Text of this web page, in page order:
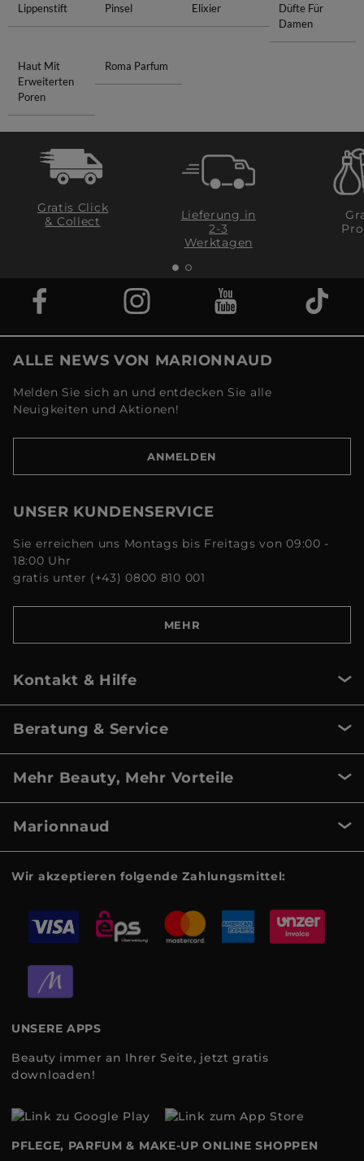
Lippenstift
Pinsel
Elixier
Düfte Für
Damen
Haut Mit
Erweiterten
Poren
Roma Parfum
Gratis Click
& Collect
Lieferung in
2-3
Werktagen
ALLE NEWS VON MARIONNAUD
Melden Sie sich an und entdecken Sie alle
Neuigkeiten und Aktionen!
ANMELDEN
UNSER KUNDENSERVICE
Sie erreichen uns Montags bis Freitags von 09:00 -
18:00 Uhr
gratis unter (+43) 0800 810 001
MEHR
Kontakt & Hilfe
Beratung & Service
Mehr Beauty, Mehr Vorteile
Marionnaud
Wir akzeptieren folgende Zahlungsmittel:
UNSERE APPS
Beauty immer an Ihrer Seite, jetzt gratis
downloaden!
PFLEGE, PARFUM & MAKE-UP ONLINE SHOPPEN